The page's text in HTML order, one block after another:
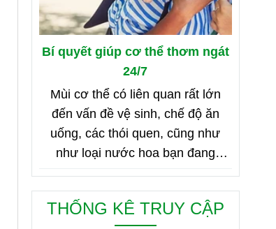
Bí quyết giúp cơ thể thơm ngát
24/7
Mùi cơ thể có liên quan rất lớn
đến vấn đề vệ sinh, chế độ ăn
uống, các thói quen, cũng như
như loại nước hoa bạn đang
dùng. Bên dưới là 8 mẹo nhỏ giúp
bạn duy trì cơ thể thơm ngát từ
sáng đến tối, từ đầu đến chân.
THỐNG KÊ TRUY CẬP